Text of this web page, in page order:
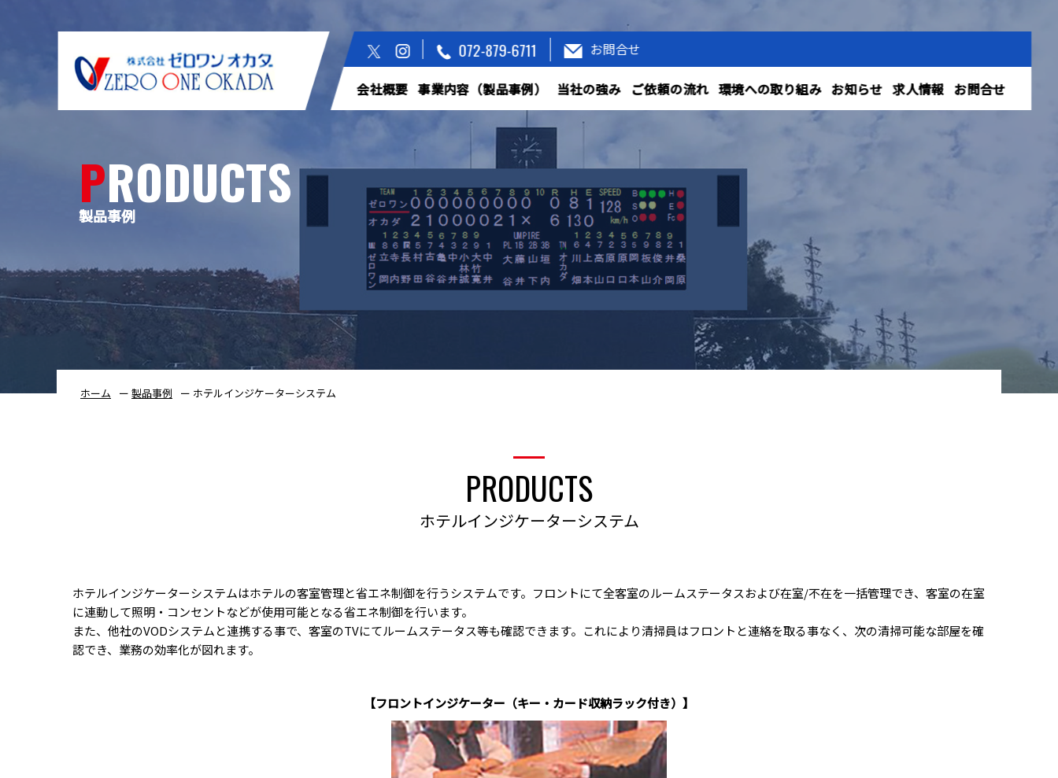
072-879-6711 お問合せ
会社概要 事業内容（製品事例） 当社の強み ご依頼の流れ 環境への取り組み お知らせ 求人情報 お問合せ
PRODUCTS
製品事例
ホーム 製品事例 ホテルインジケーターシステム
PRODUCTS
ホテルインジケーターシステム
ホテルインジケーターシステムはホテルの客室管理と省エネ制御を行うシステムです。フロントにて全客室のルームステータスおよび在室/不在を一括管理でき、客室の在室
に連動して照明・コンセントなどが使用可能となる省エネ制御を行います。
また、他社のVODシステムと連携する事で、客室のTVにてルームステータス等も確認できます。これにより清掃員はフロントと連絡を取る事なく、次の清掃可能な部屋を確
認でき、業務の効率化が図れます。
【フロントインジケーター（キー・カード収納ラック付き）】